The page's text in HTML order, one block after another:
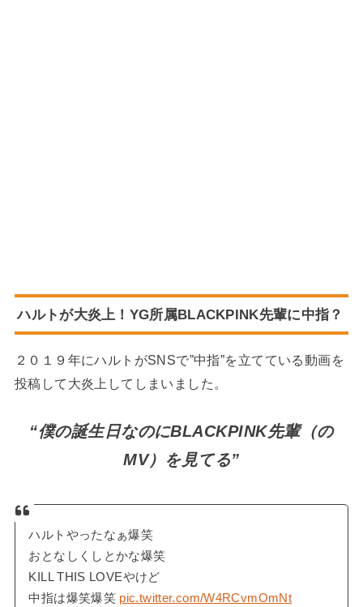
ハルトが大炎上！YG所属BLACKPINK先輩に中指？
２０１９年にハルトがSNSで”中指”を立てている動画を
投稿して大炎上してしまいました。
“僕の誕生日なのにBLACKPINK先輩（の
MV）を見てる”
ハルトやったなぁ爆笑
おとなしくしとかな爆笑
KILL THIS LOVEやけど
中指は爆笑爆笑 pic.twitter.com/W4RCvmOmNt